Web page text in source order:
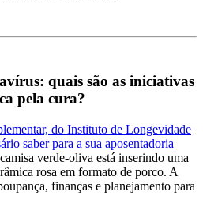
quais são as iniciativas
pela cura?
do Instituto de Longevidade
saber para a sua aposentadoria